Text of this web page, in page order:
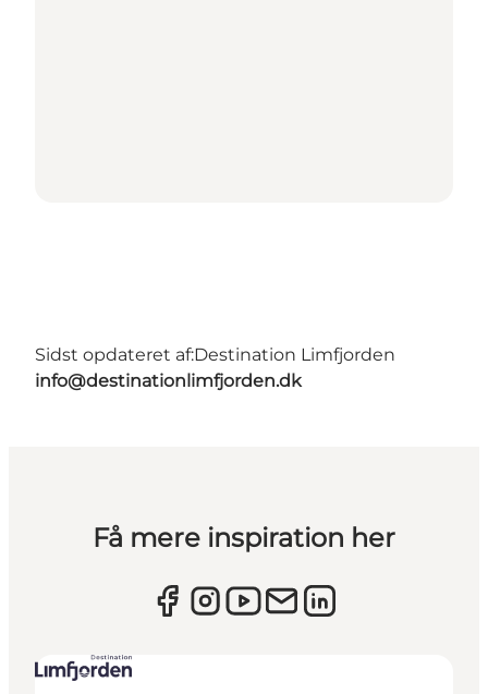
Sidst opdateret af:Destination Limfjorden
info@destinationlimfjorden.dk
Få mere inspiration her